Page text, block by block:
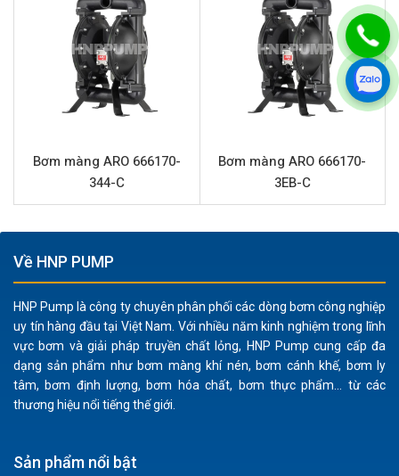
nguy cơ phát tia lửa điện, lý tưởng cho môi trường có
hóa chất dễ cháy nổ hoặc dung môi bay hơi.
Thiết kế bền bỉ:Cấu trúc không có phớt, giảm thiểu
rò rỉ và yêu cầu bảo trì, đồng thời có khả năng chạy
khô mà không gây hư hại bơm.
các hệ thống đường ống công nghiệp.
Ứng dụng sản phẩm ARO 6661T3-344-C
Bơm màng ARO6661T3-344-C là lựa chọn tối ưu cho
nhiều ngành công nghiệp nhờ khả năng xử lý đa dạng
các loại chất lỏng:
Hóa chất:Chuyển axit, bazơ, dung môi và các chất
Sơn và mực in:
Bơm màng ARO 666170-
344-C
Bơm màng ARO 666170-
3EB-C
Về HNP PUMP
HNP Pump là công ty chuyên phân phối các dòng bơm công nghiệp
uy tín hàng đầu tại Việt Nam. Với nhiều năm kinh nghiệm trong lĩnh
vực bơm và giải pháp truyền chất lỏng, HNP Pump cung cấp đa
dạng sản phẩm như bơm màng khí nén, bơm cánh khế, bơm ly
tâm, bơm định lượng, bơm hóa chất, bơm thực phẩm... từ các
thương hiệu nổi tiếng thế giới.
Sản phẩm nổi bật